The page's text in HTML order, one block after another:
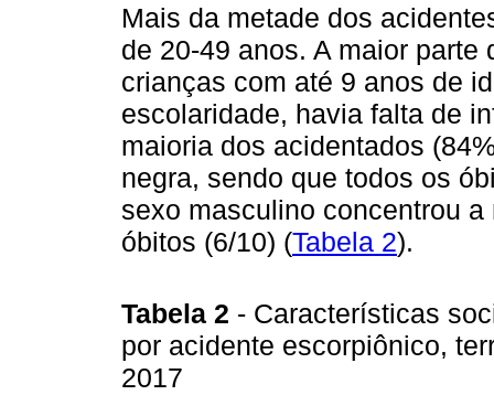
Mais da metade dos
de 20-49 anos. A maior
crianças com até 9 anos de
escolaridade, havia falta de
maioria dos acidentados
negra, sendo que todos os
sexo masculino concentrou
óbitos (6/10) (Tabela 2).
Tabela 2 - Características
por acidente escorpiônico,
2017